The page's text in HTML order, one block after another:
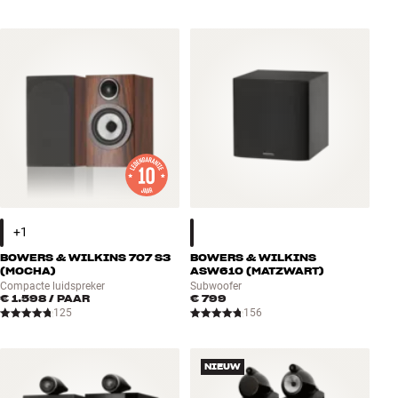
BOWERS & WILKINS 707 S3
(MOCHA)
Compacte luidspreker
€ 1.598 / PAAR
125
BOWERS & WILKINS
ASW610 (MATZWART)
Subwoofer
€ 799
156
NIEUW